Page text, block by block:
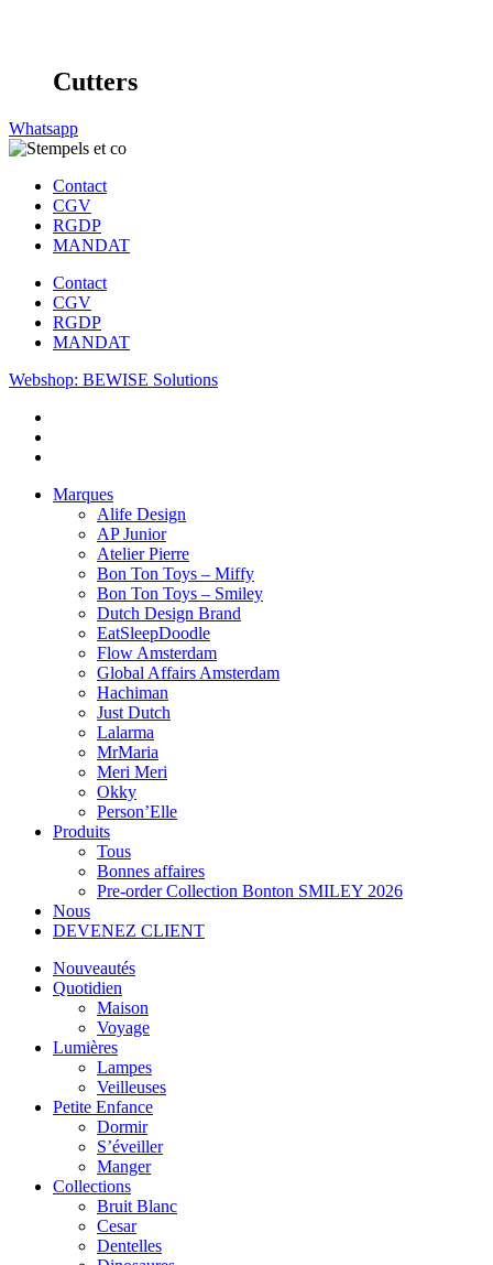
Cutters
Whatsapp
Contact
CGV
RGDP
MANDAT
Contact
CGV
RGDP
MANDAT
Webshop: BEWISE Solutions
Marques
Alife Design
AP Junior
Atelier Pierre
Bon Ton Toys – Miffy
Bon Ton Toys – Smiley
Dutch Design Brand
EatSleepDoodle
Flow Amsterdam
Global Affairs Amsterdam
Hachiman
Just Dutch
Lalarma
MrMaria
Meri Meri
Okky
Person’Elle
Produits
Tous
Bonnes affaires
Pre-order Collection Bonton SMILEY 2026
Nous
DEVENEZ CLIENT
Nouveautés
Quotidien
Maison
Voyage
Lumières
Lampes
Veilleuses
Petite Enfance
Dormir
S’éveiller
Manger
Collections
Bruit Blanc
Cesar
Dentelles